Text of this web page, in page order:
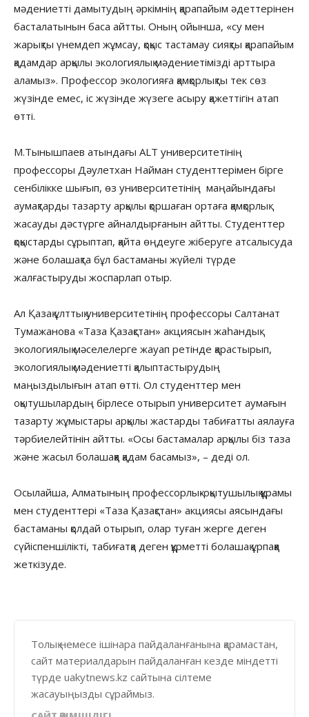
мәдениетті дамытудың әркімнің қарапайым әдеттерінен
басталатынын баса айтты. Оның ойынша, «су мен
жарықты үнемдеп жұмсау, қоқыс тастамау сияқты қарапайым
қадамдар арқылы экологиялық мәдениетімізді арттыра
аламыз». Профессор экологияға қамқорлықты тек сөз
жүзінде емес, іс жүзінде жүзеге асыру қажеттігін атап
өтті.
М.Тынышпаев атындағы ALT университетінің
профессоры Дәулетхан Найман студенттерімен бірге
сенбілікке шығып, өз университетінің маңайындағы
аумақтарды тазарту арқылы қоршаған ортаға қамқорлық
жасауды дәстүрге айналдырғанын айтты. Студенттер
қоқыстарды сұрыптап, қайта өңдеуге жіберуге атсалысуда
және болашақта бұл бастаманы жүйелі түрде
жалғастыруды жоспарлап отыр.
Ал Қазақ ұлттық университетінің профессоры Салтанат
Тумажанова «Таза Қазақстан» акциясын жаһандық
экологиялық мәселелерге жауап ретінде қарастырып,
экологиялық мәдениетті қалыптастырудың
маңыздылығын атап өтті. Ол студенттер мен
оқытушылардың бірлесе отырып университет аумағын
тазарту жұмыстары арқылы жастарды табиғатты аялауға
тәрбиелейтінін айтты. «Осы бастамалар арқылы біз таза
және жасыл болашаққа қадам басамыз», – деді ол.
Осылайша, Алматының профессорлық-оқытушылық құрамы
мен студенттері «Таза Қазақстан» акциясы аясындағы
бастаманы қолдай отырып, олар туған жерге деген
сүйіспеншілікті, табиғатқа деген құрметті болашақ ұрпаққа
жеткізуде.
Толық немесе ішінара пайдаланғанына қарамастан,
сайт материалдарын пайдаланған кезде міндетті
түрде uakytnews.kz сайтына сілтеме
жасауыңызды сұраймыз.